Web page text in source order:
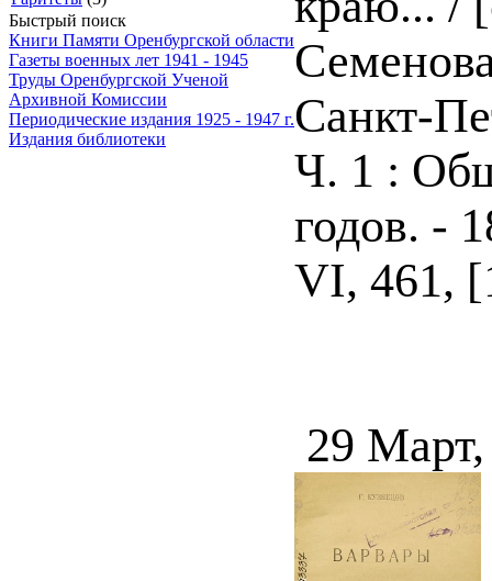
Быстрый поиск
Книги Памяти Оренбургской области
Газеты военных лет 1941 - 1945
Труды Оренбургской Ученой
Архивной Комиссии
Периодические издания 1925 - 1947 г.
Издания библиотеки
Санкт-
Ч. 1 :
годов. -
VI, 461,
29